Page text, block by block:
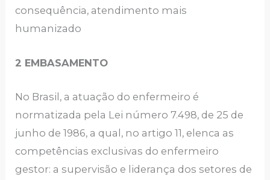
consequência, atendimento mais
humanizado
2 EMBASAMENTO
No Brasil, a atuação do enfermeiro é
normatizada pela Lei número 7.498, de 25 de
junho de 1986, a qual, no artigo 11, elenca as
competências exclusivas do enfermeiro
gestor: a supervisão e liderança dos setores de